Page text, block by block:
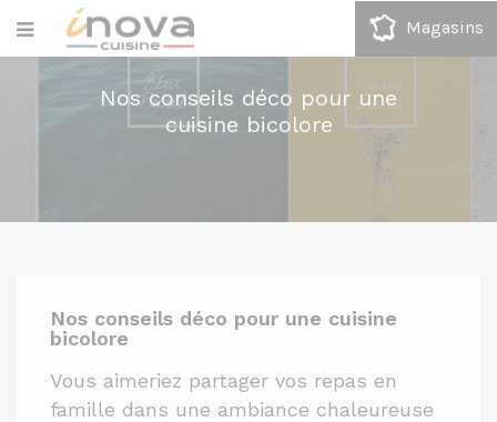
Magasins
Nos conseils déco pour une
cuisine bicolore
Nos conseils déco pour une cuisine
bicolore
Vous aimeriez partager vos repas en
famille dans une ambiance chaleureuse